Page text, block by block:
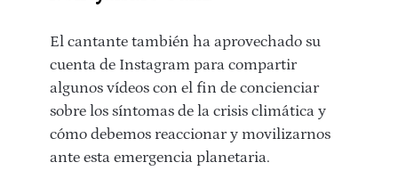
El cantante también ha aprovechado su
cuenta de Instagram para compartir
algunos vídeos con el fin de concienciar
sobre los síntomas de la crisis climática y
cómo debemos reaccionar y movilizarnos
ante esta emergencia planetaria.